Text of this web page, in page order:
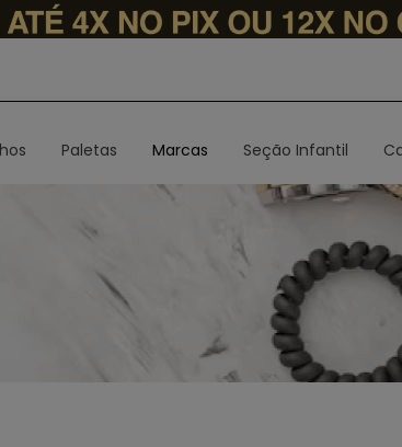
Paletas Marcas Seção Infantil